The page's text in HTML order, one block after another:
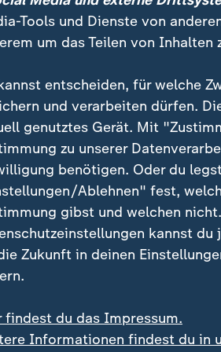
nach Kollision:
stoßen
0:49
US-
um
Tools und Dienste von
um das Teilen von Inhalten
entscheiden, für welche
und verarbeiten dürfen.
genutztes Gerät. Mit
zu unserer
benötigen. Oder du
Ablehnen" fest,
gibst und welchen
kannst du
Zukunft in deinen
findest du das Impressum.
Informationen findest du in